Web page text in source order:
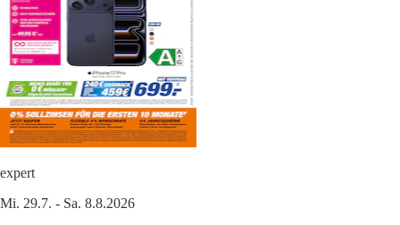
expert
Mi. 29.7. - Sa. 8.8.2026